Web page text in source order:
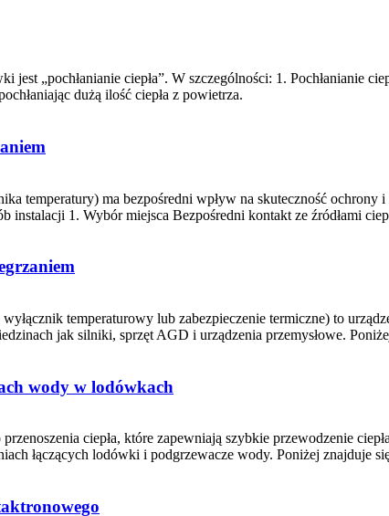
„pochłanianie ciepła”. W szczególności: 1. Pochłanianie
dużą ilość ciepła z powietrza.
temperatury) ma bezpośredni wpływ na skuteczność ochrony
1. Wybór miejsca Bezpośredni kontakt ze źródłami
temperaturowy lub zabezpieczenie termiczne) to
jak silniki, sprzęt AGD i urządzenia przemysłowe.
wody w lodówkach
ciepła, które zapewniają szybkie przewodzenie
łączących lodówki i podgrzewacze wody. Poniżej znajduje